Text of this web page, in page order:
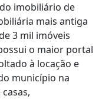
imobiliário de
mais antiga
3 mil imóveis
o maior portal
à locação e
município na